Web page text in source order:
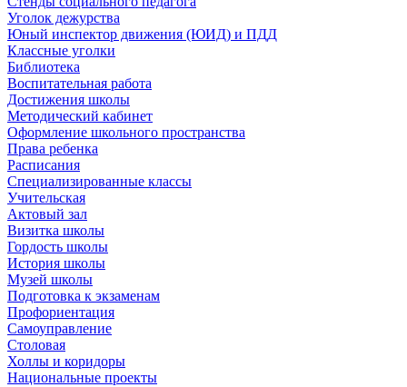
Уголок дежурства
Юный инспектор движения (ЮИД) и ПДД
Классные уголки
Библиотека
Воспитательная работа
Достижения школы
Методический кабинет
Оформление школьного пространства
Права ребенка
Расписания
Специализированные классы
Учительская
Актовый зал
Визитка школы
Гордость школы
История школы
Музей школы
Подготовка к экзаменам
Профориентация
Самоуправление
Столовая
Холлы и коридоры
Национальные проекты